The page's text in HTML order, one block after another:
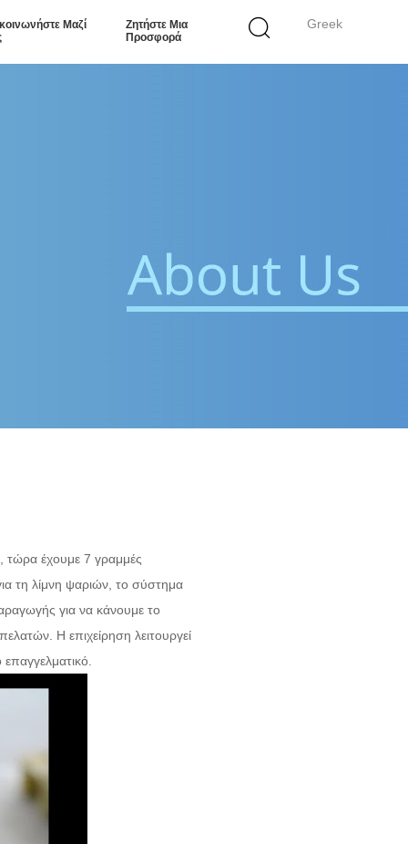
Greek
Μαζί
Ζητήστε Μια
Προσφορά
τώρα έχουμε 7 γραμμές
τη λίμνη ψαριών, το σύστημα
για να κάνουμε το
Η επιχείρηση λειτουργεί